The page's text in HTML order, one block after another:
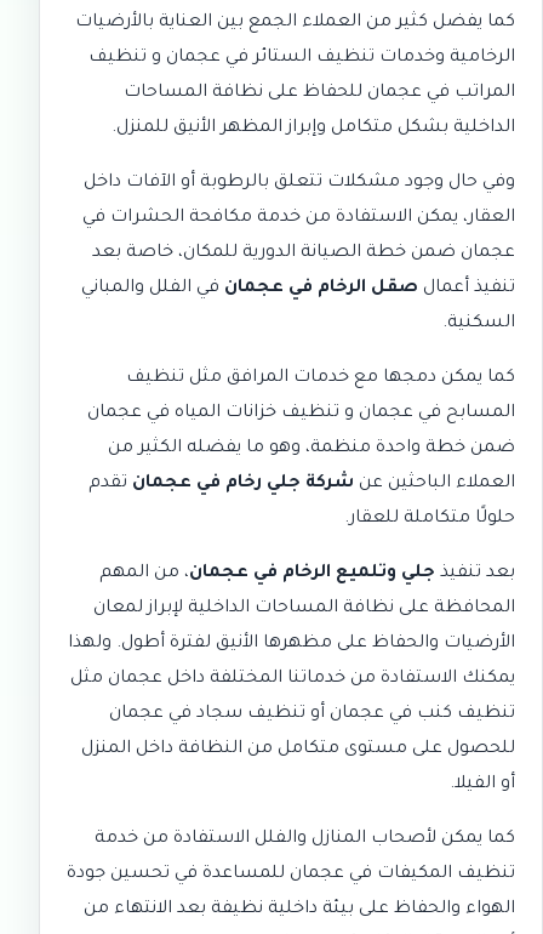
كما يفضل كثير من العملاء الجمع بين العناية بالأرضيات
الرخامية وخدمات تنظيف الستائر في عجمان و تنظيف
المراتب في عجمان للحفاظ على نظافة المساحات
الداخلية بشكل متكامل وإبراز المظهر الأنيق للمنزل.
وفي حال وجود مشكلات تتعلق بالرطوبة أو الآفات داخل
العقار، يمكن الاستفادة من خدمة مكافحة الحشرات في
عجمان ضمن خطة الصيانة الدورية للمكان، خاصة بعد
تنفيذ أعمال صقل الرخام في عجمان في الفلل والمباني
السكنية.
كما يمكن دمجها مع خدمات المرافق مثل تنظيف
المسابح في عجمان و تنظيف خزانات المياه في عجمان
ضمن خطة واحدة منظمة، وهو ما يفضله الكثير من
العملاء الباحثين عن شركة جلي رخام في عجمان تقدم
حلولًا متكاملة للعقار.
بعد تنفيذ جلي وتلميع الرخام في عجمان، من المهم
المحافظة على نظافة المساحات الداخلية لإبراز لمعان
الأرضيات والحفاظ على مظهرها الأنيق لفترة أطول. ولهذا
يمكنك الاستفادة من خدماتنا المختلفة داخل عجمان مثل
تنظيف كنب في عجمان أو تنظيف سجاد في عجمان
للحصول على مستوى متكامل من النظافة داخل المنزل
أو الفيلا.
كما يمكن لأصحاب المنازل والفلل الاستفادة من خدمة
تنظيف المكيفات في عجمان للمساعدة في تحسين جودة
الهواء والحفاظ على بيئة داخلية نظيفة بعد الانتهاء من